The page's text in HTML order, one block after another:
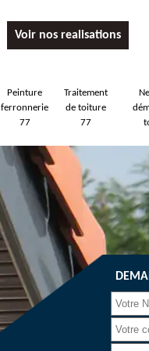
Voir nos realisations
Peinture
ferronnerie
77
Traitement
de toiture
77